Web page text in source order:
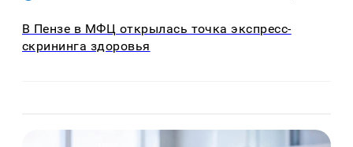
В Пензе в МФЦ открылась точка экспресс-
скрининга здоровья